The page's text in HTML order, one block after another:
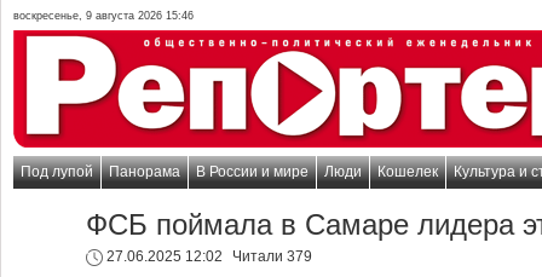
воскресенье, 9 августа 2026 15:46
Под лупой Панорама В России и мире Люди Кошелек Культура и
ФСБ поймала в Самаре лидера
27.06.2025 12:02
Читали 379